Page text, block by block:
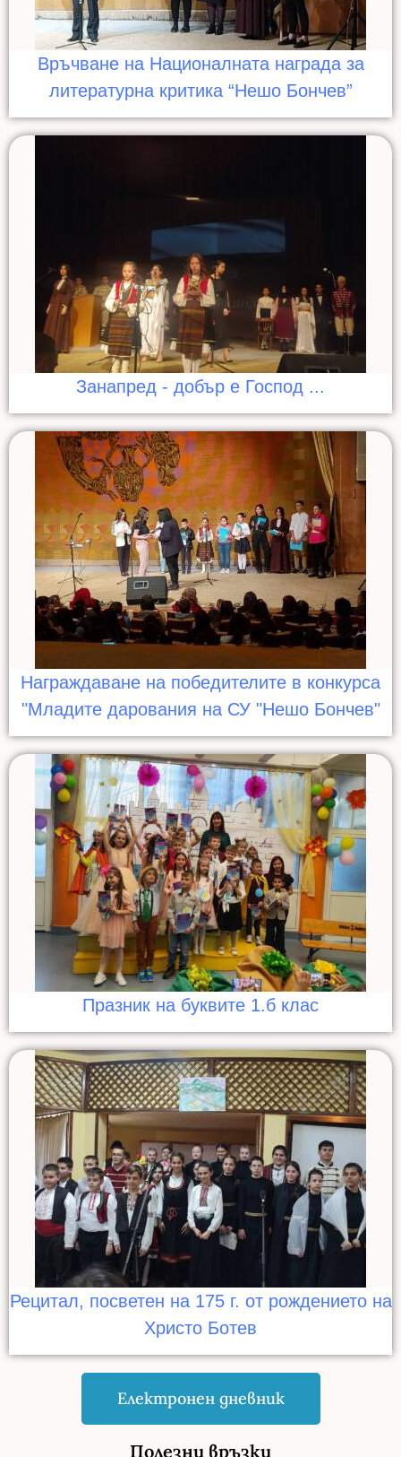
Връчване на Националната награда за
литературна критика “Нешо Бончев”
Занапред - добър е Господ ...
Награждаване на победителите в конкурса
"Младите дарования на СУ "Нешо Бончев"
Празник на буквите 1.б клас
Рецитал, посветен на 175 г. от рождението на
Христо Ботев
Електронен дневник
Полезни връзки